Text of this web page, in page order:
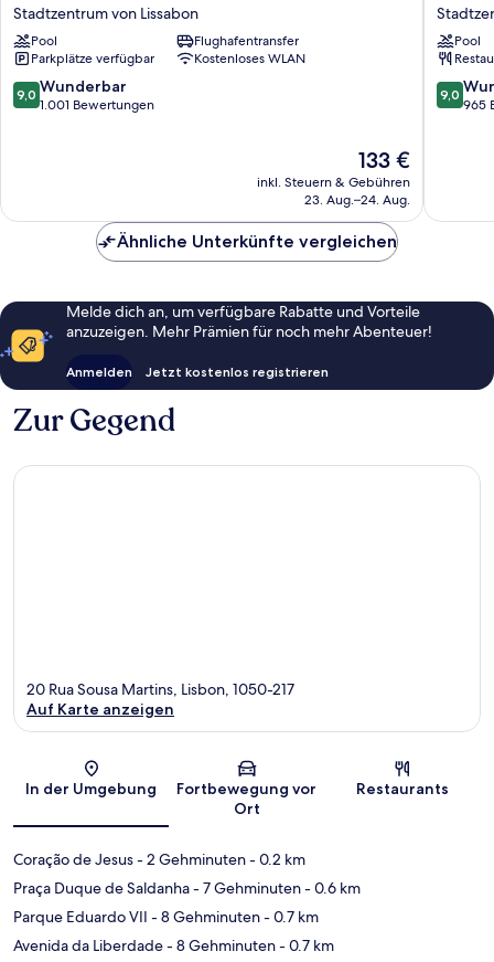
Lisboa
Hotel
Stadtzentrum
von
Lissabon
Stadtzentrum von Lissabon
Pool
Flughafentransfer
Parkplätze verfügbar
Kostenloses WLAN
9.0
von
9,0 Wunderbar
1.001 Bewertungen
Der
Preis
beträgt
133 €
inkl. Steuern & Gebühren
23. Aug.–24. Aug.
Acta
Moa
von
Lissabon
Pool
9.0
von
9,0
965
Ähnliche Unterkünfte vergleichen
Melde dich an, um verfügbare Rabatte und Vorteile
anzuzeigen. Mehr Prämien für noch mehr Abenteuer!
Anmelden Jetzt kostenlos registrieren
Zur Gegend
Karte
20 Rua Sousa Martins, Lisbon, 1050-217
Auf Karte anzeigen
In der Umgebung
Fortbewegung vor
Ort
Restaurants
Coração de Jesus- 2 Gehminuten- 0.2 km
Praça Duque de Saldanha- 7 Gehminuten- 0.6 km
Parque Eduardo VII - 8 Gehminuten- 0.7 km
Avenida da Liberdade- 8 Gehminuten- 0.7 km